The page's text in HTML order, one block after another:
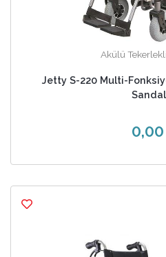
Akülü
Jetty S-220 Multi-